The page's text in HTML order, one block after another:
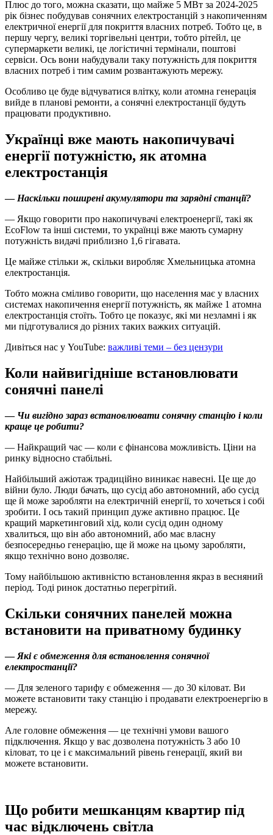
Плюс до того, можна сказати, що майже 5 МВт за 2024-2025
рік бізнес побудував сонячних електростанцій з накопиченням
електричної енергії для покриття власних потреб. Тобто це, в
першу чергу, великі торгівельні центри, тобто рітейл, це
супермаркети великі, це логістичні термінали, поштові
сервіси. Ось вони набудували таку потужність для покриття
власних потреб і тим самим розвантажують мережу.
Особливо це буде відчуватися влітку, коли атомна генерація
вийде в планові ремонти, а сонячні електростанції будуть
працювати продуктивно.
Українці вже мають накопичувачі
енергії потужністю, як атомна
електростанція
— Наскільки поширені акумулятори та зарядні станції?
— Якщо говорити про накопичувачі електроенергії, такі як
EcoFlow та інші системи, то українці вже мають сумарну
потужність видачі приблизно 1,6 гігавата.
Це майже стільки ж, скільки виробляє Хмельницька атомна
електростанція.
Тобто можна сміливо говорити, що населення має у власних
системах накопичення енергії потужність, як майже 1 атомна
електростанція стоїть. Тобто це показує, які ми незламні і як
ми підготувалися до різних таких важких ситуацій.
Дивіться нас у YouTube: важливі теми – без цензури
Коли найвигідніше встановлювати
сонячні панелі
— Чи вигідно зараз встановлювати сонячну станцію і коли
краще це робити?
— Найкращий час — коли є фінансова можливість. Ціни на
ринку відносно стабільні.
Найбільший ажіотаж традиційно виникає навесні. Це ще до
війни було. Люди бачать, що сусід або автономний, або сусід
ще й може заробляти на електричній енергії, то хочеться і собі
зробити. І ось такий принцип дуже активно працює. Це
кращий маркетинговий хід, коли сусід один одному
хвалиться, що він або автономний, або має власну
безпосередньо генерацію, ще й може на цьому заробляти,
якщо технічно воно дозволяє.
Тому найбільшою активністю встановлення якраз в весняний
період. Тоді ринок достатньо перегрітий.
Скільки сонячних панелей можна
встановити на приватному будинку
— Які є обмеження для встановлення сонячної
електростанції?
— Для зеленого тарифу є обмеження — до 30 кіловат. Ви
можете встановити таку станцію і продавати електроенергію в
мережу.
Але головне обмеження — це технічні умови вашого
підключення. Якщо у вас дозволена потужність 3 або 10
кіловат, то це і є максимальний рівень генерації, який ви
можете встановити.
Що робити мешканцям квартир під
час відключень світла